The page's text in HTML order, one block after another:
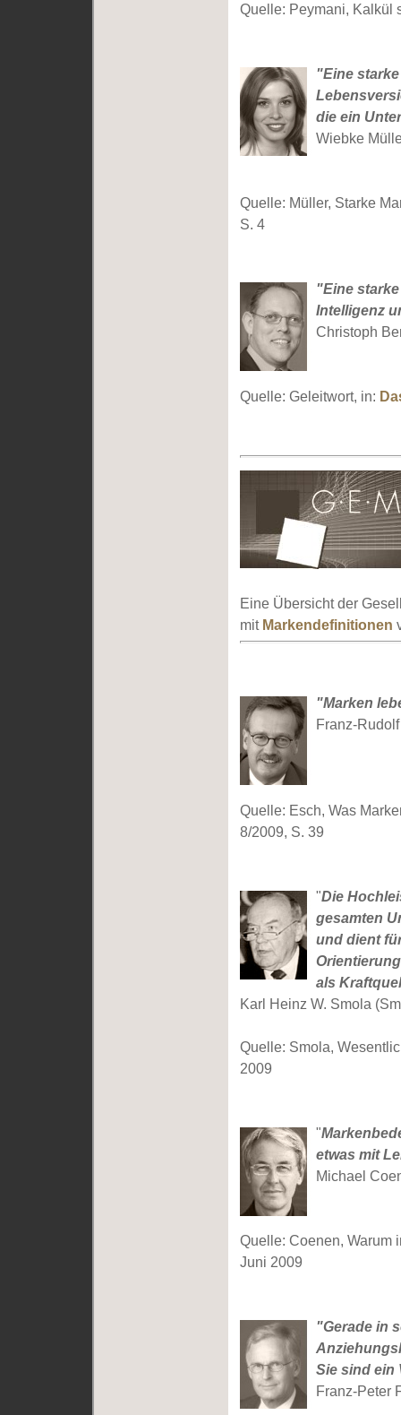
Quelle: Peymani, Kalkül
"Eine
die ein
Wiebke
Quelle: Müller, Starke
S. 4
"Eine
Intelligenz
Christoph
Quelle: Geleitwort, in:
Eine Übersicht der
mit Markendefinitionen
"Marken
Franz-
Quelle: Esch, Was
8/2009, S. 39
"Die
gesamten
und dient
als
Karl Heinz W. Smola
Quelle: Smola,
2009
"
etwas mit
Michael
Quelle: Coenen, Warum
Juni 2009
"Gerade in
Sie sind ein
Franz-Peter